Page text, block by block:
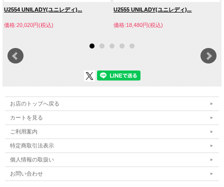
U2554 UNILADY(ユニレディ)...
価格:20,020円(税込)
U2555 UNILADY(ユニレディ)...
価格:18,480円(税込)
お店のトップへ戻る
カートを見る
ご利用案内
特定商取引法表示
個人情報の取扱い
お問い合わせ